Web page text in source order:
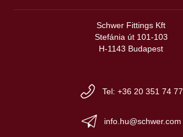
Schwer Fittings Kft
Stefánia út 101-103
H-1143 Budapest
Tel: +36 20 351 74 77
info.hu@schwer.com